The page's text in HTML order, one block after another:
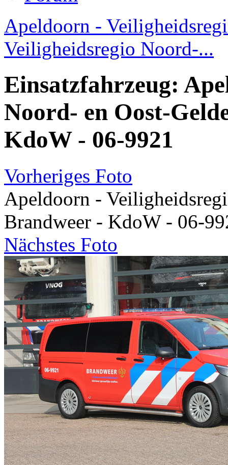
Apeldoorn -
Veiligheidsregio Noord-...
Einsatzfahrzeug:
Noord- en Oost-
KdoW - 06-9921
Vorheriges Foto
Apeldoorn -
Brandweer - KdoW - 06-
Nächstes Foto